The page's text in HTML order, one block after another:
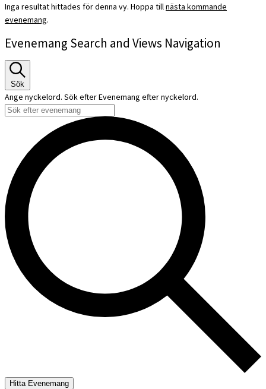
Inga resultat hittades för denna vy. Hoppa tillnästa kommande
evenemang.
Evenemang Search and Views Navigation
Sök
Ange nyckelord. Sök efter Evenemang efter nyckelord.
Hitta Evenemang